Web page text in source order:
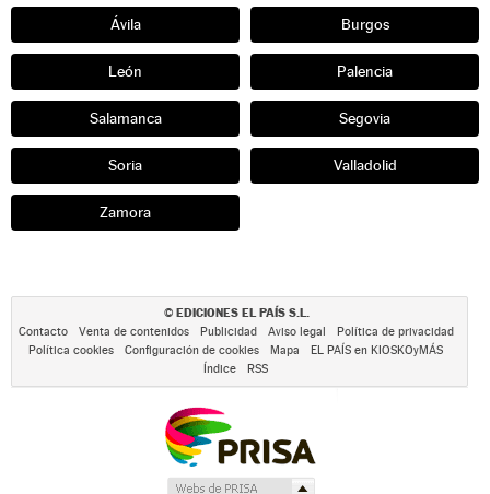
Ávila Burgos
León Palencia
Salamanca Segovia
Soria Valladolid
Zamora
© EDICIONES EL PAÍS S.L.
Contacto Venta de contenidos Publicidad Aviso legal
Política de privacidad
Política cookies
Configuración de cookies Mapa
EL PAÍS en KIOSKOyMÁS
Índice
RSS